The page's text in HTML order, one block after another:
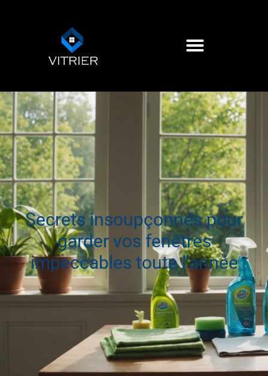
Secrets insoupçonnés pour
garder vos fenêtres
impeccables toute l’année